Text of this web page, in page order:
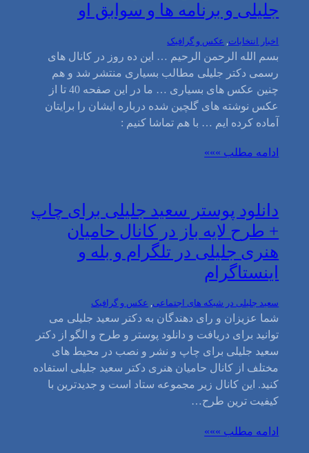
جلیلی و برنامه ها و سوابق او
اخبار انتخابات, عکس و گرافیک
بسم الله الرحمن الرحیم … این ده روز در کانال های
رسمی دکتر جلیلی مطالب بسیاری منتشر شد و هم
چنین عکس های بسیاری … ما در این صفحه 40 تا از
عکس نوشته های گلچین شده درباره ایشان را برایتان
آماده کرده ایم … با هم تماشا کنیم :
ادامه مطلب »»»
دانلود پوستر سعید جلیلی برای چاپ
+ طرح لایه باز در کانال حامیان
هنری جلیلی در تلگرام و بله و
اینستاگرام
سعید جلیلی در شبکه های اجتماعی, عکس و گرافیک
شما عزیزان و رای دهندگان به دکتر سعید جلیلی می
توانید برای دریافت و دانلود پوستر و طرح و الگو از دکتر
سعید جلیلی برای چاپ و نشر و نصب در محیط های
مختلف از کانال حامیان هنری دکتر سعید جلیلی استفاده
کنید. این کانال زیر مجموعه ستاد است و جدیدترین با
کیفیت ترین طرح…
ادامه مطلب »»»